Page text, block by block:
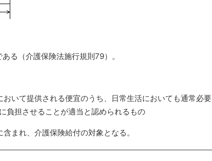
る（介護保険法施行規則79）。
いて提供される便宜のうち、日常生活においても通常必要
負担させることが適当と認められるもの
まれ、介護保険給付の対象となる。